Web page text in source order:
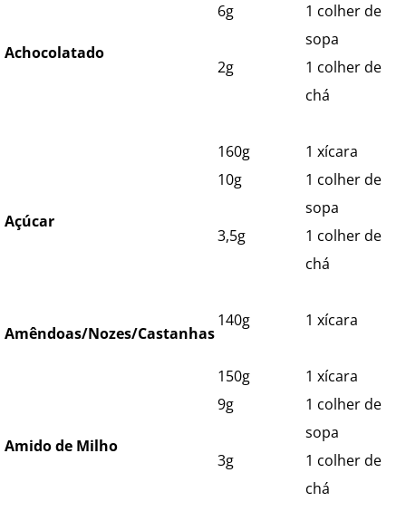
Achocolatado
6g
1 colher de
sopa
2g
1 colher de
chá
Açúcar
160g
1 xícara
10g
1 colher de
sopa
3,5g
1 colher de
chá
Amêndoas/Nozes/Castanhas
140g 1 xícara
Amido de Milho
150g
1 xícara
9g
1 colher de
sopa
3g
1 colher de
chá